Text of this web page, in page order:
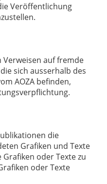
Veröffentlichung
auf fremde
sich ausserhalb des
AOZA befinden,
die
Grafiken und Texte
oder Texte zu
oder Texte